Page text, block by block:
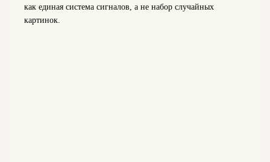
как единая система сигналов, а не набор случайных
картинок.